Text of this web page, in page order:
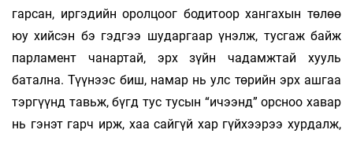
гарсан, иргэдийн оролцоог бодитоор хангахын төлөө
юу хийсэн бэ гэдгээ шударгаар үнэлж, тусгаж байж
парламент чанартай, эрх зүйн чадамжтай хууль
батална. Түүнээс биш, намар нь улс төрийн эрх ашгаа
тэргүүнд тавьж, бүгд тус тусын “ичээнд” орсноо хавар
нь гэнэт гарч ирж, хаа сайгүй хар гүйхээрээ хурдалж,